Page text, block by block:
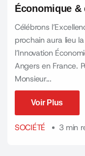
Économique &
Célébrons
prochain aura lieu
l’Innovation
Angers en France.
Monsieur...
Voir Plus
SOCIÉTÉ 3 min